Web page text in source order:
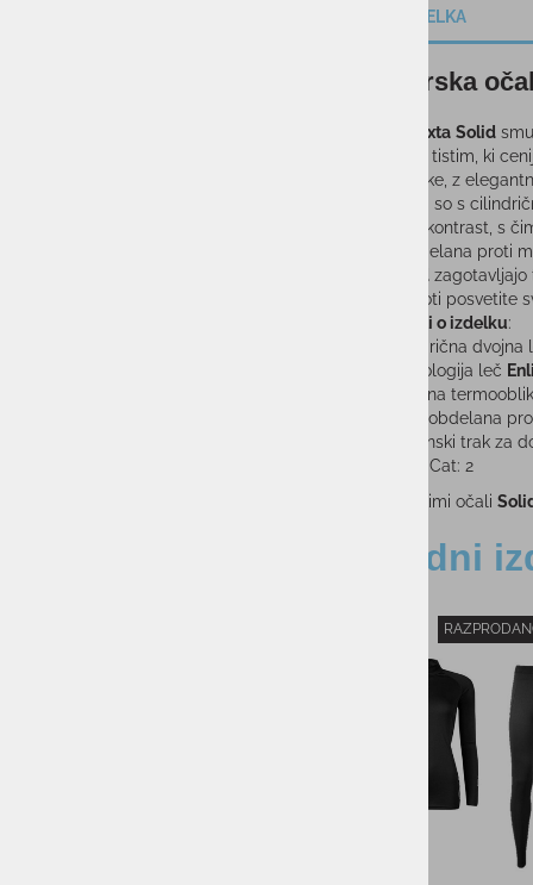
OPIS IZDELKA
Smučarska
Flaxta Solid
Namenjena tistim, ki
srednje velike, z
Opremljena so s
povečujejo kontrast, s
Leča je obdelana proti
Solidzagotavljajo
da se v celoti posvetite
Podrobnosti o izdelku:
Cilindrična dvojna
Tehnologija leč
3-slojna
Leča obdelana
Silikonski trak za
Filter Cat: 2
S smučarskimi očali
Sorodni
Moške smučarske
REUSCH LOUIS R-
PMPC:
74,95
AS CENA:
Najnižja cena v 30 dneh